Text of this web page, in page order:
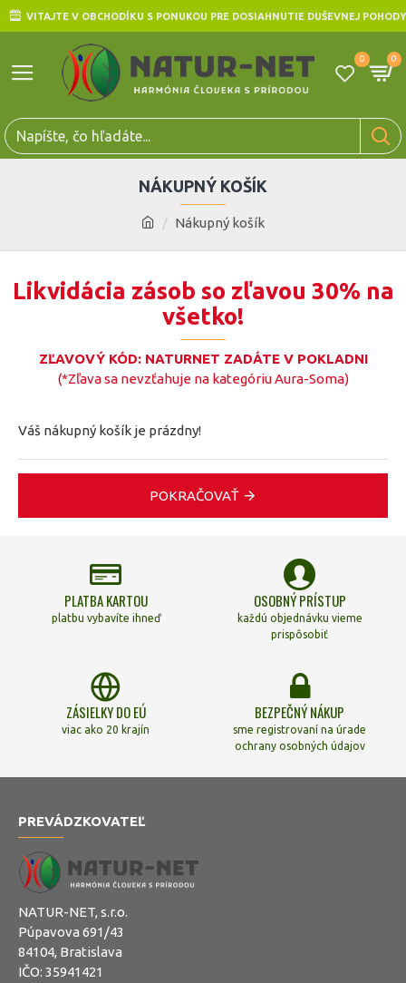
VITAJTE V OBCHODÍKU S PONUKOU PRE DOSIAHNUTIE DUŠEVNEJ POHODY
0 0
Nákupný košík
NÁKUPNÝ KOŠÍK
Likvidácia zásob so zľavou 30% na
všetko!
ZĽAVOVÝ KÓD: NATURNET ZADÁTE V POKLADNI
(*Zľava sa nevzťahuje na kategóriu Aura-Soma)
Váš nákupný košík je prázdny!
POKRAČOVAŤ
PLATBA KARTOU
platbu vybavíte ihneď
OSOBNÝ PRÍSTUP
každú objednávku vieme
prispôsobiť
ZÁSIELKY DO EÚ
viac ako 20 krajín
BEZPEČNÝ NÁKUP
sme registrovaní na úrade
ochrany osobných údajov
PREVÁDZKOVATEĽ
NATUR-NET, s.r.o.
Púpavova 691/43
84104, Bratislava
IČO: 35941421